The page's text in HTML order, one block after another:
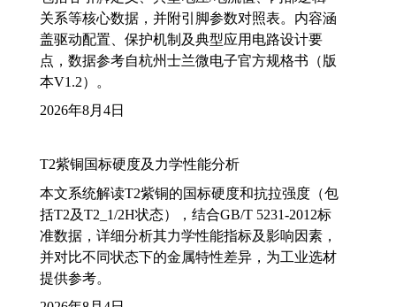
关系等核心数据，并附引脚参数对照表。内容涵
盖驱动配置、保护机制及典型应用电路设计要
点，数据参考自杭州士兰微电子官方规格书（版
本V1.2）。
2026年8月4日
T2紫铜国标硬度及力学性能分析
本文系统解读T2紫铜的国标硬度和抗拉强度（包
括T2及T2_1/2H状态），结合GB/T 5231-2012标
准数据，详细分析其力学性能指标及影响因素，
并对比不同状态下的金属特性差异，为工业选材
提供参考。